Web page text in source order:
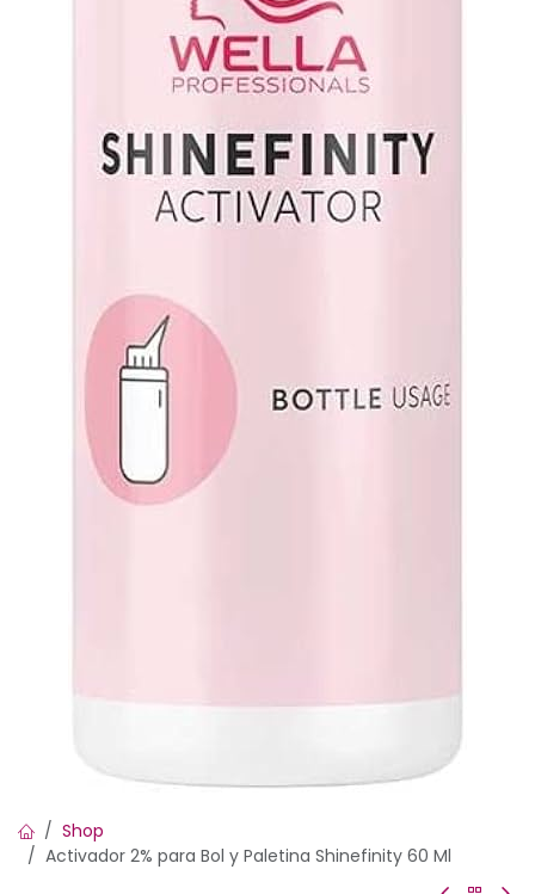
Shop
Activador 2% para Bol y Paletina Shinefinity 60 Ml